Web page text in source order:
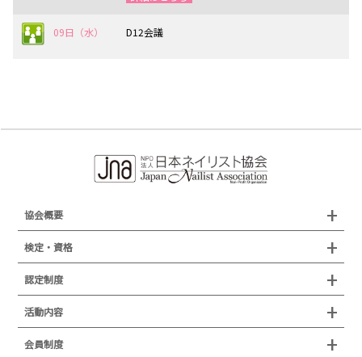
09日（水） D12会議
協会概要
組織概要
所在地
プレスリリース
叙勲・褒章・受賞・表彰
検定・資格
検定試験
JNAフットケア理論検定試験
ネイリスト技能検定試験（JNEC主催）
認定制度
認定制度
活動内容
セミナー
会員制度